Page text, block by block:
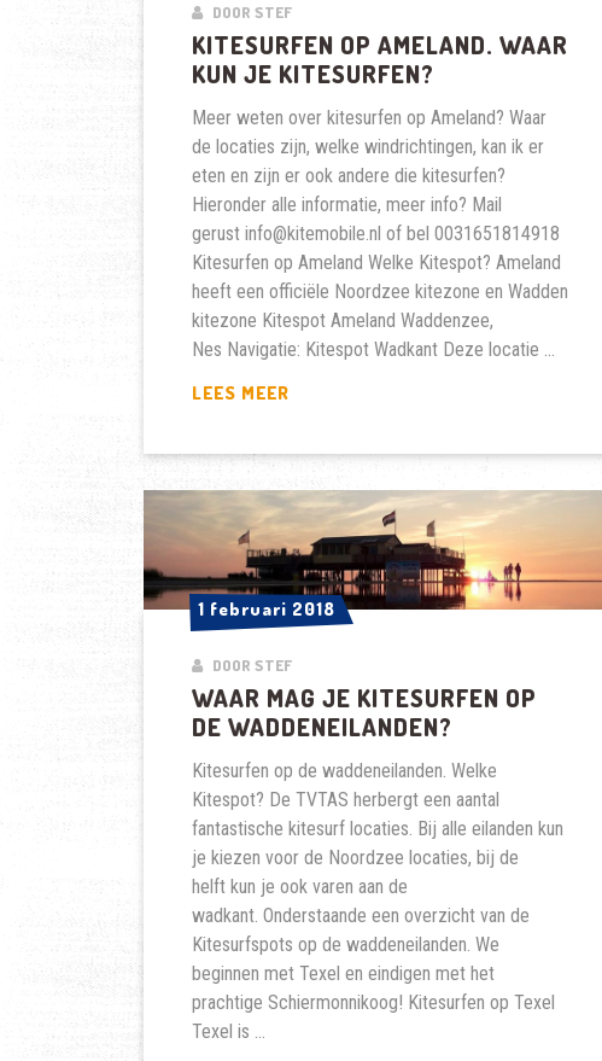
DOOR STEF
KITESURFEN OP AMELAND. WAAR
KUN JE KITESURFEN?
Meer weten over kitesurfen op Ameland? Waar
de locaties zijn, welke windrichtingen, kan ik er
eten en zijn er ook andere die kitesurfen?
Hieronder alle informatie, meer info? Mail
gerust info@kitemobile.nl of bel 0031651814918
Kitesurfen op Ameland Welke Kitespot? Ameland
heeft een officiële Noordzee kitezone en Wadden
kitezone Kitespot Ameland Waddenzee,
Nes Navigatie: Kitespot Wadkant Deze locatie …
LEES MEERKITESURFEN
KUN
JE
KITESURFEN?
1 februari 2018
1 februari 2018
DOOR STEF
WAAR MAG JE KITESURFEN OP
DE WADDENEILANDEN?
Kitesurfen op de waddeneilanden. Welke
Kitespot? De TVTAS herbergt een aantal
fantastische kitesurf locaties. Bij alle eilanden kun
je kiezen voor de Noordzee locaties, bij de
helft kun je ook varen aan de
wadkant. Onderstaande een overzicht van de
Kitesurfspots op de waddeneilanden. We
beginnen met Texel en eindigen met het
prachtige Schiermonnikoog! Kitesurfen op Texel
Texel is …